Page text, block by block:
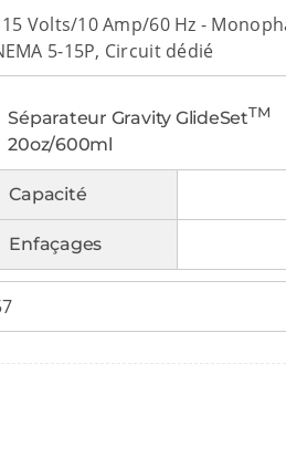
Volts/10 Amp/60 Hz -
5-15P, Circuit dédié
Séparateur Gravity GlideSetTM
20oz/600ml
Capacité
Enfaçages